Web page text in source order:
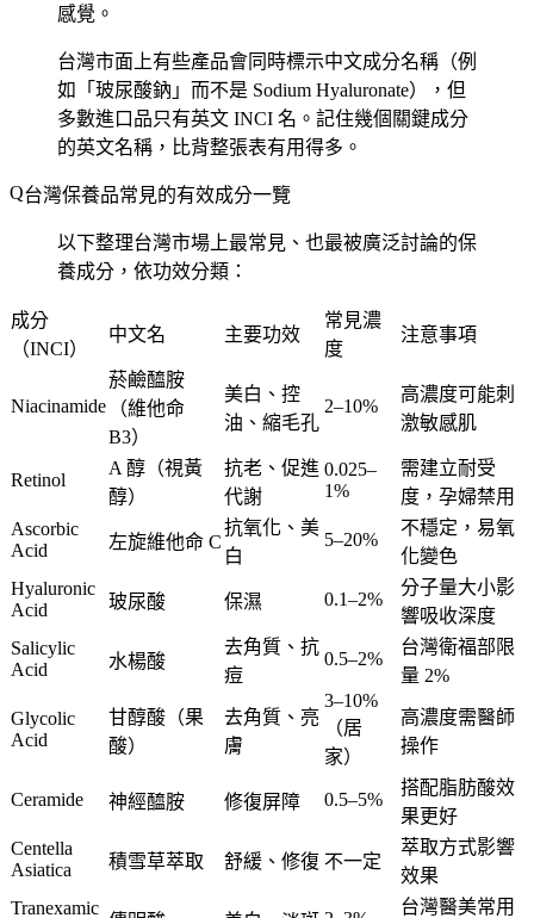
感覺。
台灣市面上有些產品會同時標示中文成分名稱（例
如「玻尿酸鈉」而不是 Sodium Hyaluronate），但
多數進口品只有英文 INCI 名。記住幾個關鍵成分
的英文名稱，比背整張表有用得多。
台灣保養品常見的有效成分一覽
以下整理台灣市場上最常見、也最被廣泛討論的保
養成分，依功效分類：
成分
（INCI）
中文名 主要功效
常見濃
度
注意事項
Niacinamide
菸鹼醯胺
（維他命
B3）
美白、控
油、縮毛孔
2–10%
高濃度可能刺
激敏感肌
Retinol
A 醇（視黃
醇）
抗老、促進
代謝
0.025–
1%
需建立耐受
度，孕婦禁用
Ascorbic
Acid
左旋維他命 C
抗氧化、美
白
5–20%
不穩定，易氧
化變色
Hyaluronic
Acid
玻尿酸 保濕 0.1–2%
分子量大小影
響吸收深度
Salicylic
Acid
水楊酸
去角質、抗
痘
0.5–2%
台灣衛福部限
量 2%
Glycolic
Acid
甘醇酸（果
酸）
去角質、亮
膚
3–10%
（居
家）
高濃度需醫師
操作
Ceramide 神經醯胺 修復屏障 0.5–5%
搭配脂肪酸效
果更好
Centella
Asiatica
積雪草萃取 舒緩、修復 不一定
萃取方式影響
效果
Tranexamic
台灣醫美常用